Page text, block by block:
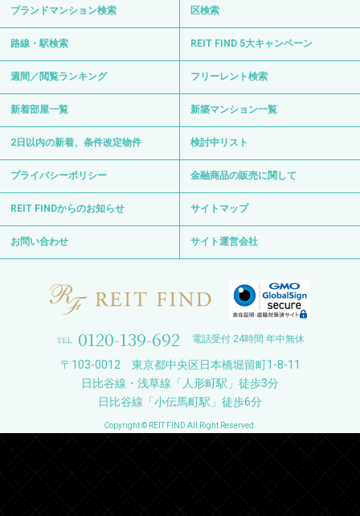
ブランドマンション検索 区検索
路線・駅検索 REIT FIND 5大キャンペーン
週間／閲覧ランキング フリーレント検索
新着部屋一覧 新築マンション一覧
2日以内の新着、条件改定物件 検討中リスト
プライバシーポリシー 金融商品の販売に関して
REIT FINDからのお知らせ サイトマップ
お問い合わせ サイト運営会社
0120-139-692 電話受付 24時間 年中無休
〒103-0012 東京都中央区日本橋堀留町1-8-11
日比谷線・浅草線「人形町駅」徒歩3分
日比谷線「小伝馬町駅」徒歩6分
Copyright © REIT FIND All Right Reserved.